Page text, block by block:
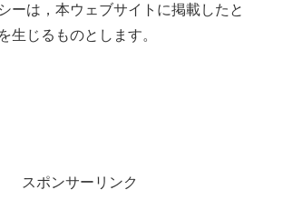
ーは，本ウェブサイトに掲載したと
生じるものとします。
スポンサーリンク